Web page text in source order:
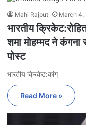
Mahi Rajput March 4,
भारतीय
शमा मोहम्मद ने कंगना
पोस्ट
भारतीय क्रिकेट:कांग्
Read More »